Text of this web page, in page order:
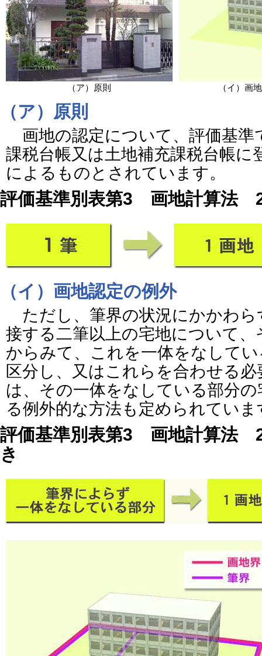
（ア）原則 （イ）画
（ア）原則
画地の認定について、評価基準
課税台帳又は土地補充課税台帳に
によるものとされています。
評価基準別表第3 画地計算法
（イ）画地認定の例外
ただし、筆界の状況にかかわら
接する二筆以上の宅地について
からみて、これを一体をなして
区分し、又はこれらを合わせる
は、その一体をなしている部分
る例外的な方法も定められていま
評価基準別表第3 画地計算法
き